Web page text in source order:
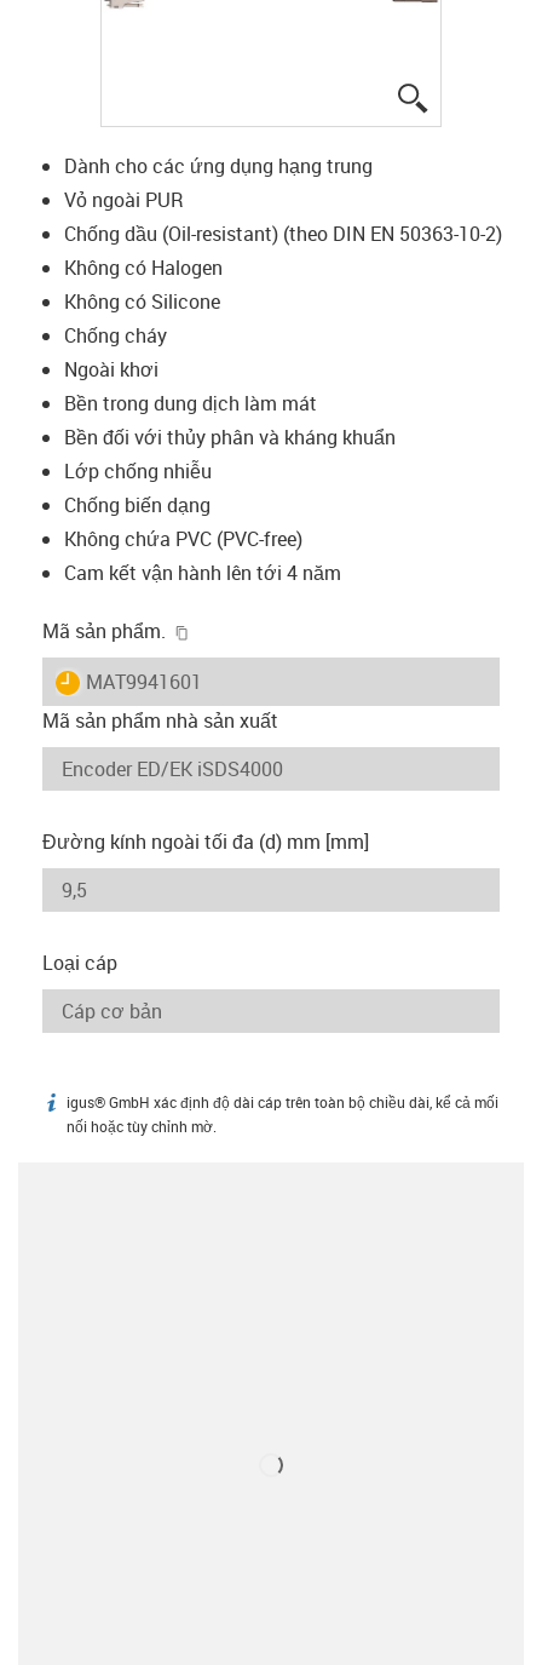
Dành cho các ứng dụng hạng trung
Vỏ ngoài PUR
Chống dầu (Oil-resistant) (theo DIN EN 50363-10-2)
Không có Halogen
Không có Silicone
Chống cháy
Ngoài khơi
Bền trong dung dịch làm mát
Bền đối với thủy phân và kháng khuẩn
Lớp chống nhiễu
Chống biến dạng
Không chứa PVC (PVC-free)
Cam kết vận hành lên tới 4 năm
Mã sản phẩm.
igus-icon-lieferzeit
MAT9941601
Mã sản phẩm nhà sản xuất
Đường kính ngoài tối đa (d) mm [mm]
Loại cáp
igus-icon-info
igus® GmbH xác định độ dài cáp trên toàn bộ chiều dài, kể cả mối
nối hoặc tùy chỉnh mờ.